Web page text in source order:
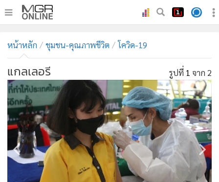
ทันเหตุการณ์
• ภาคใต้
• ภูมิภาค
• Online Section
•
บันเทิง
• ผู้จัดการรายวัน
คอลัมนิสต์
• ละคร
CbizReview
หน้าหลัก ชุมชน-คุณภาพชีวิต โควิด-19
แกลเลอรี รูปที่ 1 จาก 2